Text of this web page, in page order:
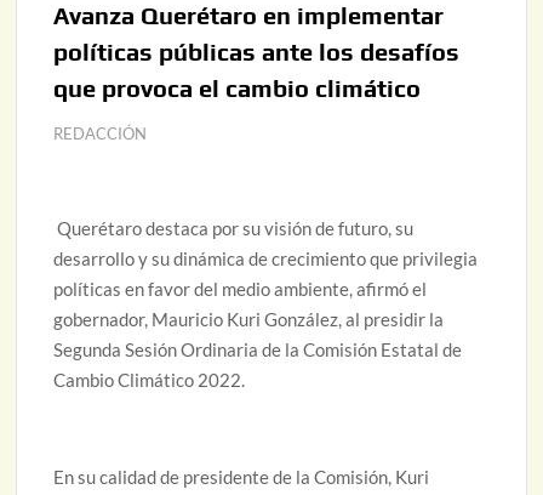
Avanza Querétaro en implementar
políticas públicas ante los desafíos
que provoca el cambio climático
REDACCIÓN
Querétaro destaca por su visión de futuro, su
desarrollo y su dinámica de crecimiento que privilegia
políticas en favor del medio ambiente, afirmó el
gobernador, Mauricio Kuri González, al presidir la
Segunda Sesión Ordinaria de la Comisión Estatal de
Cambio Climático 2022.
En su calidad de presidente de la Comisión, Kuri